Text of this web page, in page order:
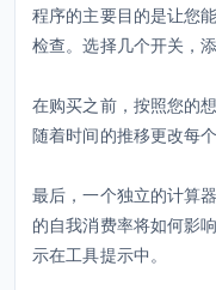
程序的主要目的是让您
检查。选择几个开关，
在购买之前，按照您的
随着时间的推移更改每个
最后，一个独立的计算
的自我消费率将如何影
示在工具提示中。